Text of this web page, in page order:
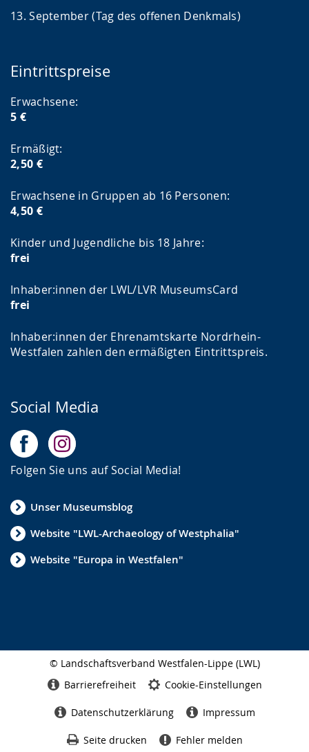
13. September (Tag des offenen Denkmals)
Eintrittspreise
Erwachsene:
5 €
Ermäßigt:
2,50 €
Erwachsene in Gruppen ab 16 Personen:
4,50 €
Kinder und Jugendliche bis 18 Jahre:
frei
Inhaber:innen der LWL/LVR MuseumsCard
frei
Inhaber:innen der Ehrenamtskarte Nordrhein-
Westfalen zahlen den ermäßigten Eintrittspreis.
Social Media
Folgen Sie uns auf Social Media!
Unser Museumsblog
Website "LWL-Archaeology of Westphalia"
Website "Europa in Westfalen"
© Landschaftsverband Westfalen-Lippe (LWL)
Barrierefreiheit Cookie-Einstellungen
Datenschutzerklärung Impressum
Seite drucken Fehler melden